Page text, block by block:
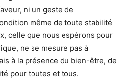
ni un geste de
même de toute stabilité
celle que nous espérons pour
ne se mesure pas à
à la présence du bien-être, de
pour toutes et tous.